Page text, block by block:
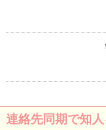
連絡先同期で知